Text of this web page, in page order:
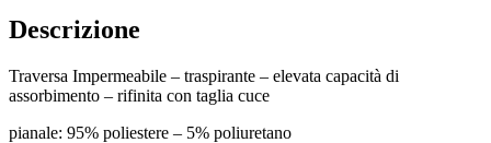
Descrizione
Traversa Impermeabile – traspirante – elevata capacità di
assorbimento – rifinita con taglia cuce
pianale: 95% poliestere – 5% poliuretano